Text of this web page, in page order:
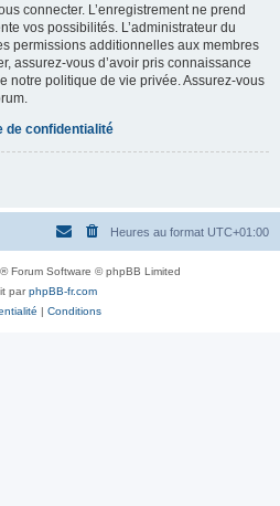
connecter. L’enregistrement ne prend
vos possibilités. L’administrateur du
permissions additionnelles aux membres
assurez-vous d’avoir pris connaissance
notre politique de vie privée. Assurez-vous
de confidentialité
Heures au format UTC+01:00
® Forum Software © phpBB Limited
parphpBB-fr.com
| Conditions